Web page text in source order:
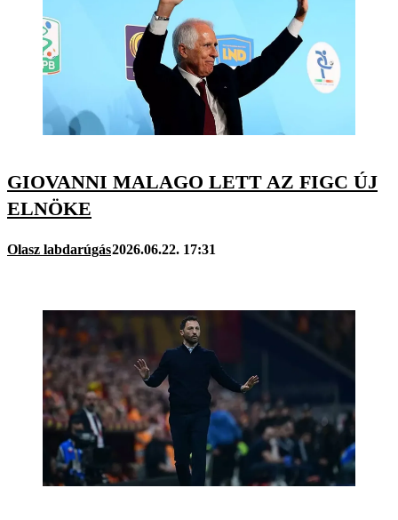
GIOVANNI MALAGO LETT AZ FIGC ÚJ
ELNÖKE
Olasz labdarúgás2026.06.22. 17:31